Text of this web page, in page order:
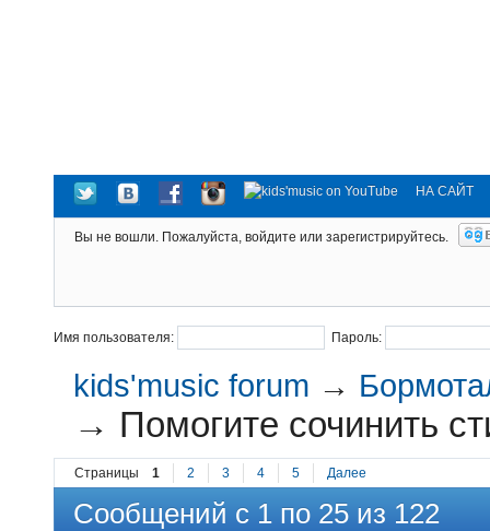
НА САЙТ
Вы не вошли. Пожалуйста, войдите или зарегистрируйтесь.
Имя пользователя: Пароль:
kids'music forum →
→ Помогите сочинить
Страницы 1 2 3 4 5 Далее
Сообщений с 1 по 25 из 122